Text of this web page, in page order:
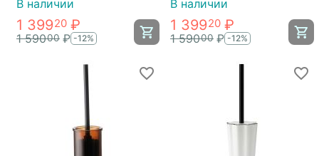
В наличии
1 39920 ₽
1 59000 ₽ -12%
В наличии
1 39920 ₽
1 59000 ₽ -12%